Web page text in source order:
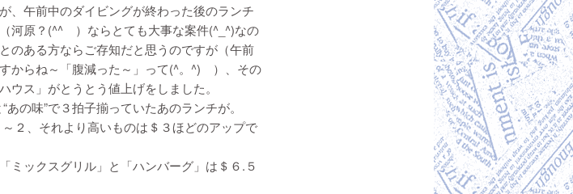
、午前中のダイビングが終わった後のランチ
河原？(^^ゞ）ならとても大事な案件(^_^)なの
のある方ならご存知だと思うのですが（午前
からね～「腹減った～」って(^。^) ）、その
ス」がとうとう値上げをしました。
あの味”で３拍子揃っていたあのランチが。
２、それより高いものは＄３ほどのアップで
ミックスグリル」と「ハンバーグ」は＄６.５